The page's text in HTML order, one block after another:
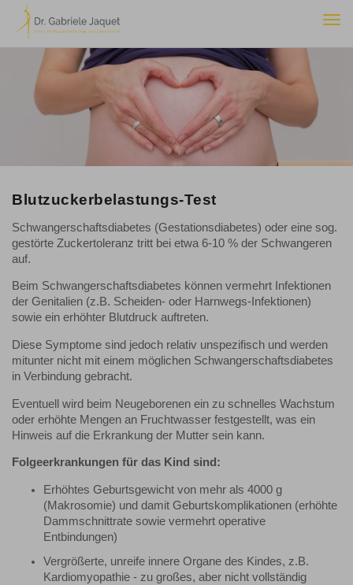
Blutzuckerbelastungs-Test
Schwangerschaftsdiabetes (Gestationsdiabetes) oder eine sog.
gestörte Zuckertoleranz tritt bei etwa 6-10 % der Schwangeren
auf.
Beim Schwangerschaftsdiabetes können vermehrt Infektionen
der Genitalien (z.B. Scheiden- oder Harnwegs-Infektionen)
sowie ein erhöhter Blutdruck auftreten.
Diese Symptome sind jedoch relativ unspezifisch und werden
mitunter nicht mit einem möglichen Schwangerschaftsdiabetes
in Verbindung gebracht.
Eventuell wird beim Neugeborenen ein zu schnelles Wachstum
oder erhöhte Mengen an Fruchtwasser festgestellt, was ein
Hinweis auf die Erkrankung der Mutter sein kann.
Folgeerkrankungen für das Kind sind:
Erhöhtes Geburtsgewicht von mehr als 4000 g
(Makrosomie) und damit Geburtskomplikationen (erhöhte
Dammschnittrate sowie vermehrt operative
Entbindungen)
Vergrößerte, unreife innere Organe des Kindes, z.B.
Kardiomyopathie - zu großes, aber nicht vollständig